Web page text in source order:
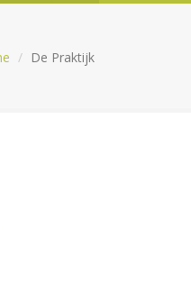
De Praktijk